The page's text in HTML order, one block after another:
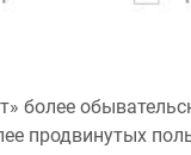
более
продвинутых